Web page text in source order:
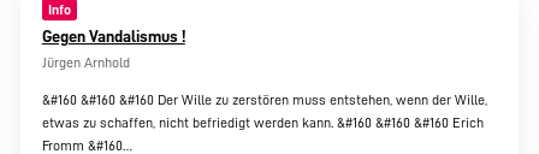
Info
Gegen Vandalismus !
Jürgen Arnhold
&#160 &#160 &#160 Der Wille zu zerstören muss entstehen, wenn der Wille,
etwas zu schaffen, nicht befriedigt werden kann. &#160 &#160 &#160 Erich
Fromm &#160…